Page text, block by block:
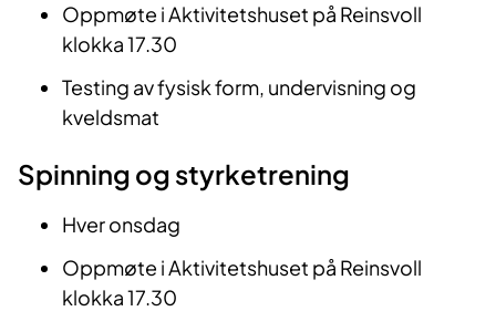
Oppmøte i Aktivitetshuset på Reinsvoll
klokka 17.30
Testing av fysisk form, undervisning og
kveldsmat
Spinning og styrketrening
Hver onsdag
Oppmøte i Aktivitetshuset på Reinsvoll
klokka 17.30